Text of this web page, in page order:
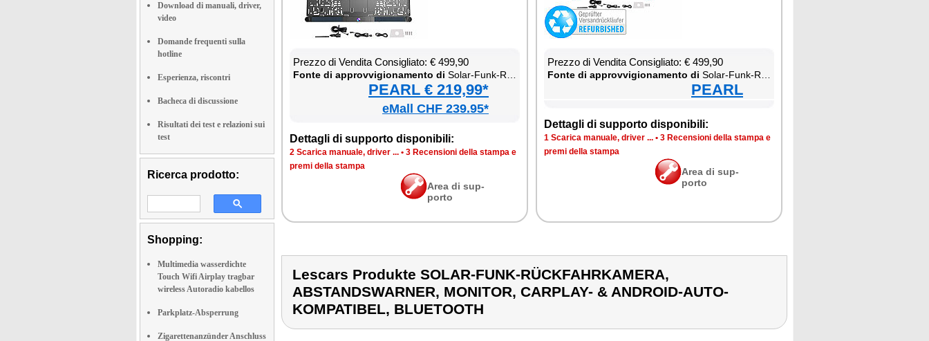
Download di manuali, driver,
video
Domande frequenti sulla
hotline
Esperienza, riscontri
Bacheca di discussione
Risultati dei test e relazioni sui
test
Ricerca prodotto:
Shopping:
Multimedia wasserdichte
Touch Wifi Airplay tragbar
wireless Autoradio kabellos
Parkplatz-Absperrung
Zigarettenanzünder Anschluss
Prez­zo di Ven­di­ta Con­si­glia­to: € 499,90
Fon­te di ap­prov­vi­gio­na­men­to di So­lar-Funk-Rück­fahr­ka­me­ra, Ab­stand­swar­ner, Mo­ni­tor, Car­Play- & An­droid-Au­to-kom­pa­ti­bel, Blue­too­th
PEARL € 219,99*
eMall CHF 239.95*
Det­ta­gli di sup­por­to di­spo­ni­bi­li:
2 Sca­ri­ca ma­nua­le, dri­ver ... • 3 Re­cen­sio­ni del­la stam­pa e
pre­mi del­la stam­pa
Area di sup­
por­to
Prez­zo di Ven­di­ta Con­si­glia­to: € 499,90
Fon­te di ap­prov­vi­gio­na­men­to di So­lar-Funk-Rück­fahr­ka­me­ra, Ab­stand­swar­ner, Mo­ni­tor, Car­Play- & An­droid-Au­to-kom­pa­ti­bel, Blue­too­th
PEARL
Det­ta­gli di sup­por­to di­spo­ni­bi­li:
1 Sca­ri­ca ma­nua­le, dri­ver ... • 3 Re­cen­sio­ni del­la stam­pa e
pre­mi del­la stam­pa
Area di sup­
por­to
Lescars Produkte SOLAR-FUNK-RÜCKFAHRKAMERA,
ABSTANDSWARNER, MONITOR, CARPLAY- & ANDROID-AUTO-
KOMPATIBEL, BLUETOOTH